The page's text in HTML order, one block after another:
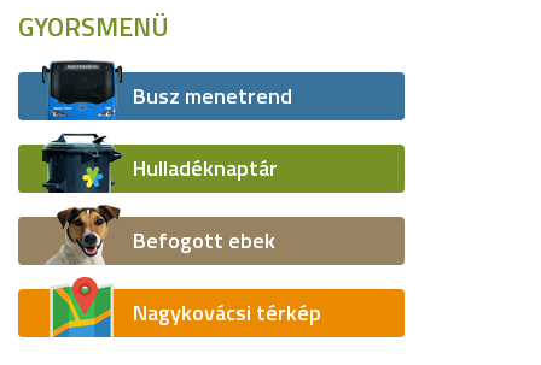
GYORSMENÜ
Busz menetrend
Hulladéknaptár
Befogott ebek
Nagykovácsi térkép